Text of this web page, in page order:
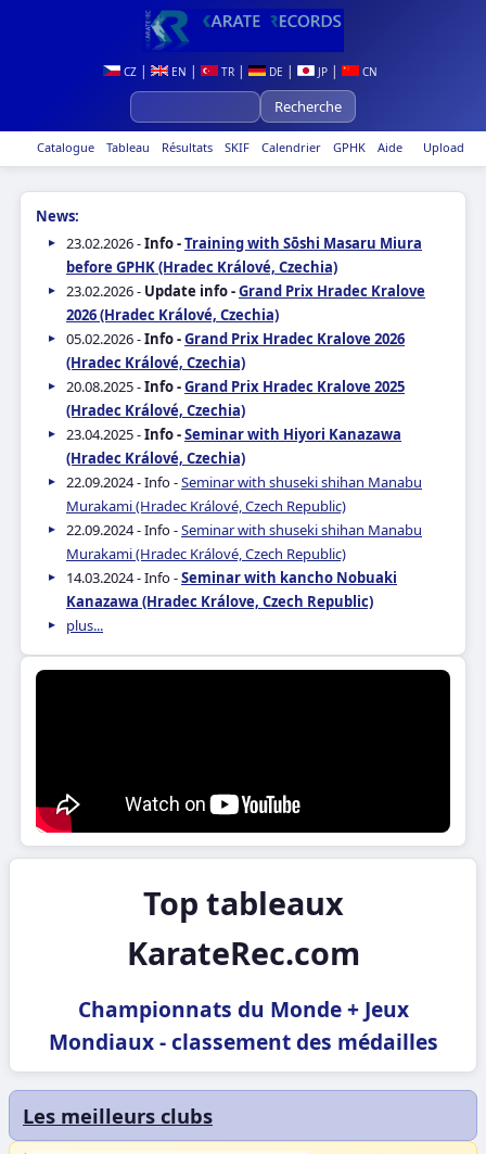
CZ| EN | TR| DE | JP| CN
Upload
Catalogue Tableau Résultats SKIF Calendrier GPHK Aide
News:
23.02.2026 -Info -Training with Sōshi Masaru Miura
before GPHK (Hradec Králové, Czechia)
23.02.2026 - Update info -Grand Prix Hradec Kralove
2026 (Hradec Králové, Czechia)
05.02.2026 -Info -Grand Prix Hradec Kralove 2026
(Hradec Králové, Czechia)
20.08.2025 -Info -Grand Prix Hradec Kralove 2025
(Hradec Králové, Czechia)
23.04.2025 -Info -Seminar with Hiyori Kanazawa
(Hradec Králové, Czechia)
22.09.2024 - Info -Seminar with shuseki shihan Manabu
Murakami (Hradec Králové, Czech Republic)
22.09.2024 - Info -Seminar with shuseki shihan Manabu
Murakami (Hradec Králové, Czech Republic)
14.03.2024 - Info -Seminar with kancho Nobuaki
Kanazawa (Hradec Králove, Czech Republic)
plus...
Top tableaux
KarateRec.com
Championnats du Monde + Jeux
Mondiaux - classement des médailles
Les meilleurs clubs